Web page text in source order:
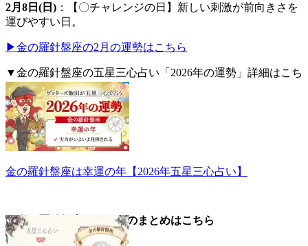
2月8日(日) ：【〇チャレンジの日】新しい刺激が前向きさを
運びやすい日。
▶金の羅針盤座の2月の運勢はこちら
▼金の羅針盤座の五星三心占い「2026年の運勢」詳細はこち
ら。
金の羅針盤座は幸運の年【2026年五星三心占い】
▼金の羅針盤座についてのまとめはこちら